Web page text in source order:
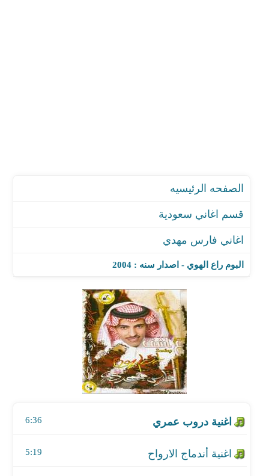
البوم راع الهوي - اصدار سنه : 2004
اغنية دروب عمري
6:36
اغنية أندماج الارواح
5:19
اغنية راع الهوى
اغنية وحشتيني
اغنية من قلب حبيتك_2
اغنية ياليتني رسام